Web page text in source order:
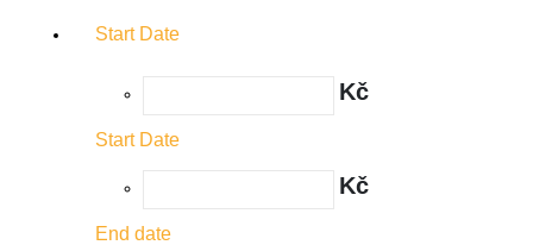
Start Date
Kč
Start Date
Kč
End date